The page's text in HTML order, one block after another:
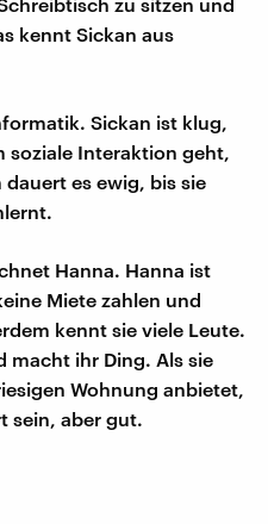
kennt Sickan aus
Sickan ist klug,
soziale Interaktion geht,
es ewig, bis sie
Hanna. Hanna ist
Miete zahlen und
kennt sie viele Leute.
macht ihr Ding. Als sie
Wohnung anbietet,
sein, aber gut.